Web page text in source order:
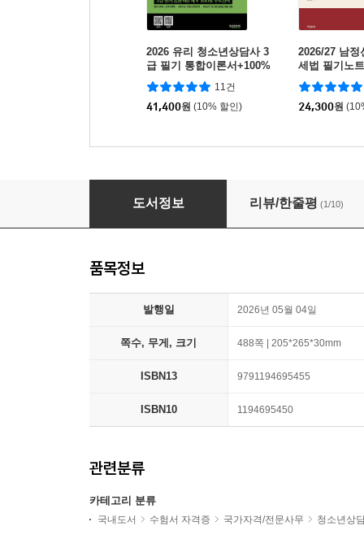
2026 유리 청소년상담사 3
급 필기 통합이론서+100%
무료강의
11건
41,400원 (10% 할인)
2026/27 남정
세법 필기노트
24,300원
2026 유리 청소년상담사 3급 필기 기출풀이
도서정보 리뷰/한줄평 (1/10)
품목정보
발행일 2026년 05월 04일
쪽수, 무게, 크기 488쪽 | 205*265*30mm
ISBN13 9791194695455
ISBN10 1194695450
관련분류
카테고리 분류
국내도서 수험서 자격증 국가자격/전문사무 청소년상